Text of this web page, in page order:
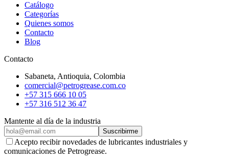
Catálogo
Categorías
Quienes somos
Contacto
Blog
Contacto
Sabaneta, Antioquia, Colombia
comercial@petrogrease.com.co
+57 315 666 10 05
+57 316 512 36 47
Mantente al día de la industria
Suscribirme
Acepto recibir novedades de lubricantes industriales y
comunicaciones de Petrogrease.